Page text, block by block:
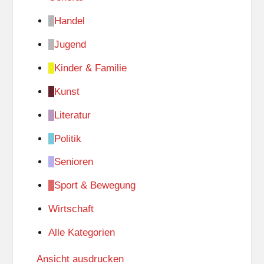
Handel
Jugend
Kinder & Familie
Kunst
Literatur
Politik
Senioren
Sport & Bewegung
Wirtschaft
Alle Kategorien
Ansicht ausdrucken